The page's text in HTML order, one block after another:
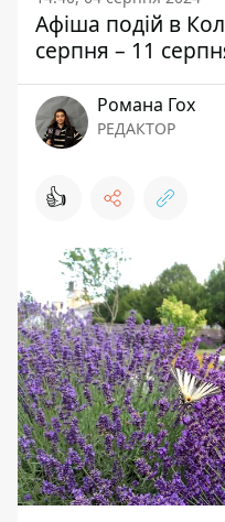
Афіша подій в
серпня – 11
Романа Гох
РЕДАКТОР
👍